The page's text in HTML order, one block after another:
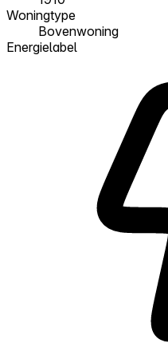
Woningtype
Bovenwoning
Energielabel